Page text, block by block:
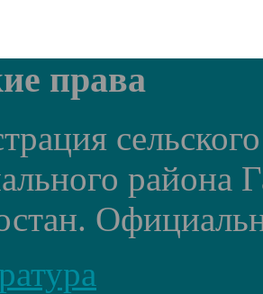
права
района